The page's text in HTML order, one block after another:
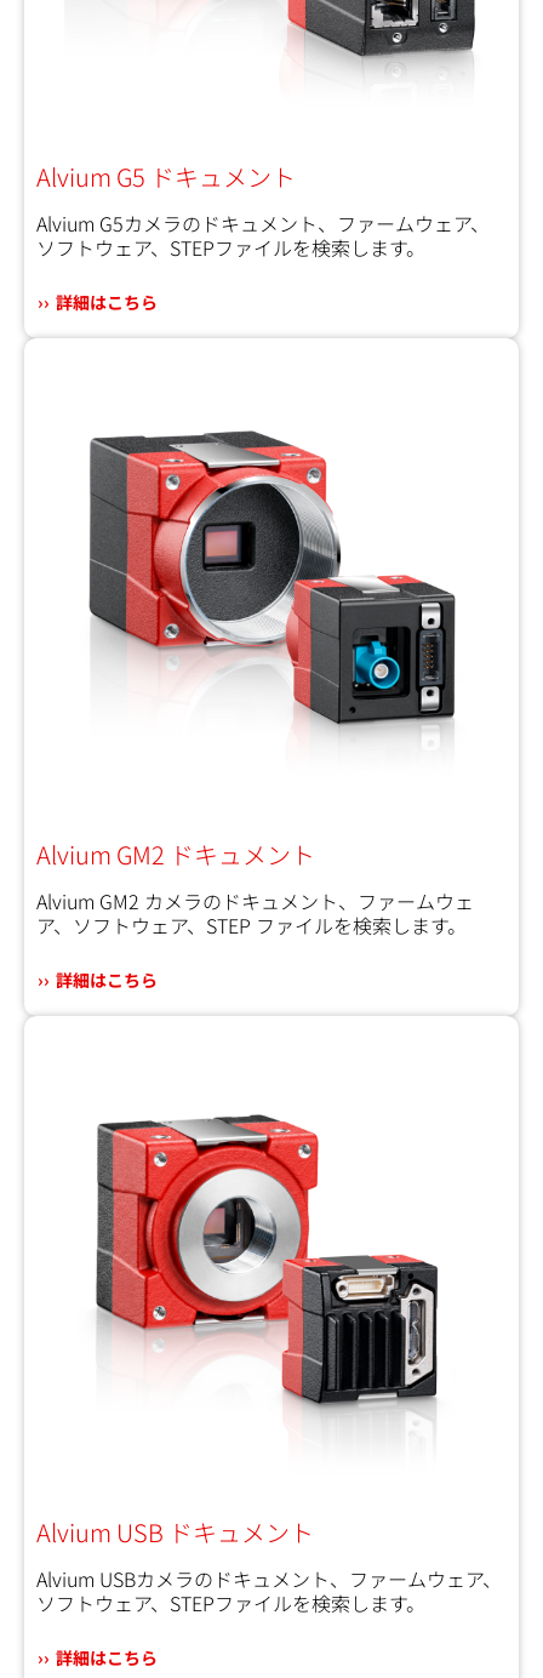
Alvium G5 ドキュメント
Alvium G5カメラのドキュメント、ファームウェア、
ソフトウェア、STEPファイルを検索します。
詳細はこちら
Alvium GM2 ドキュメント
Alvium GM2 カメラのドキュメント、ファームウェ
ア、ソフトウェア、STEP ファイルを検索します。
詳細はこちら
Alvium USB ドキュメント
Alvium USBカメラのドキュメント、ファームウェア、
ソフトウェア、STEPファイルを検索します。
詳細はこちら